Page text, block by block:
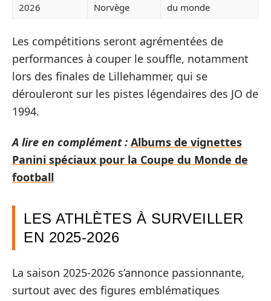
2026
Norvège
du monde
Les compétitions seront agrémentées de
performances à couper le souffle, notamment
lors des finales de Lillehammer, qui se
dérouleront sur les pistes légendaires des JO de
1994.
A lire en complément : Albums de vignettes
Panini spéciaux pour la Coupe du Monde de
football
LES ATHLÈTES À SURVEILLER
EN 2025-2026
La saison 2025-2026 s’annonce passionnante,
surtout avec des figures emblématiques